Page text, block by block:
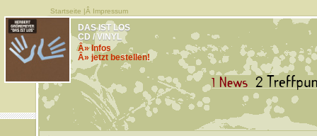
Startseite |Â Impressum
DAS IST LOS
CD / VINYL
Â» Infos
Â» jetzt bestellen!